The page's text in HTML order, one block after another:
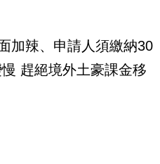
加辣、申請人須繳納30
趕絕境外土豪課金移